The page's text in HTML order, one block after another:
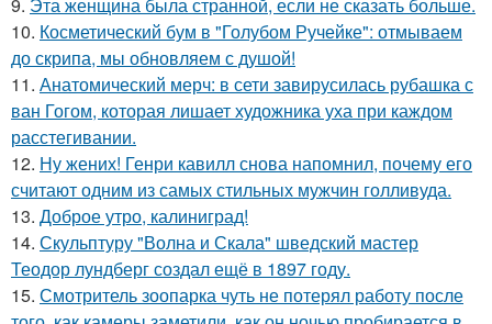
9. Эта женщина была странной, если не сказать больше.
10. Косметический бум в "Голубом Ручейке": отмываем
до скрипа, мы обновляем с душой!
11. Анатомический мерч: в сети завирусилась рубашка с
ван Гогом, которая лишает художника уха при каждом
расстегивании.
12. Ну жених! Генри кавилл снова напомнил, почему его
считают одним из самых стильных мужчин голливуда.
13. Доброе утро, калиниград!
14. Скульптуру "Волна и Скала" шведский мастер
Теодор лундберг создал ещё в 1897 году.
15. Смотритель зоопарка чуть не потерял работу после